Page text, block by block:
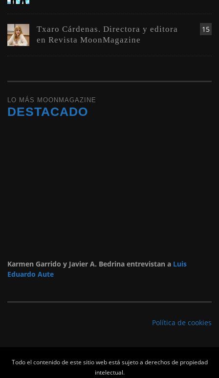
15
Txaro Cárdenas. Directora y editora
en Revista MoonMagazine
LO MÁS MOONMAGAZINE
DESTACADO
Karmen Garrido y Javier A. Bedrina entrevistan a Luis
Eduardo Aute
Política de cookies
Todo el contenido de este sitio web está sujeto a derechos de propiedad
intelectual.